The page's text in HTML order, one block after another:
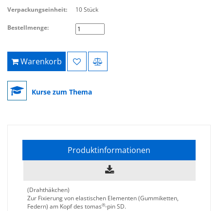
Verpackungseinheit:
10 Stück
Bestellmenge:
Warenkorb
Kurse zum Thema
Produktinformationen
(Drahthäkchen)
Zur Fixierung von elastischen Elementen (Gummiketten,
Federn) am Kopf des tomas®-pin SD.